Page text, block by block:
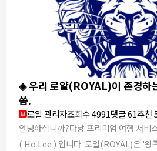
◈ 우리 로얄(ROYAL)이 존경하
씀.
M 로얄 관리자조회수 4991댓글 61추천
안녕하십니까?​다낭 프리미엄 여행 서비
( Ho Lee ) 입니다.​​ 로얄(ROYAL)은 '왕